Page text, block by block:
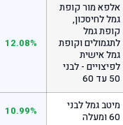
אלפא מור קופת
גמל לחיסכון,
קופת גמל
לתגמולים וקופת
גמל אישית
לפיצויים - לבני
50 עד 60
12.08%
מיטב גמל לבני
60 ומעלה
10.99%